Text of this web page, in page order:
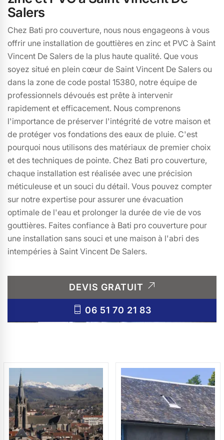
Salers
Chez Bati pro couverture, nous nous engageons à vous
offrir une installation de gouttières en zinc et PVC à Saint
Vincent De Salers de la plus haute qualité. Que vous
soyez situé en plein cœur de Saint Vincent De Salers ou
dans la zone de code postal 15380, notre équipe de
professionnels dévoués est prête à intervenir
rapidement et efficacement. Nous comprenons
l'importance de préserver l'intégrité de votre maison et
de protéger vos fondations des eaux de pluie. C'est
pourquoi nous utilisons des matériaux de premier choix
et des techniques de pointe. Chez Bati pro couverture,
chaque installation est réalisée avec une précision
méticuleuse et un souci du détail. Vous pouvez compter
sur notre expertise pour assurer une évacuation
optimale de l'eau et prolonger la durée de vie de vos
gouttières. Faites confiance à Bati pro couverture pour
une installation sans souci et une maison à l'abri des
intempéries à Saint Vincent De Salers.
DEVIS GRATUIT
06 51 70 21 83